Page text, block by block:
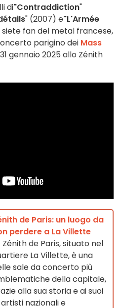
di"Contraddiction"
" (2007) e"L'Armée
siete fan del metal francese,
parigino dei Mass
gennaio 2025 allo Zénith
de Paris: un luogo da
perdere a La Villette
Zénith de Paris, situato nel
La Villette, è una
sale da concerto più
della capitale,
alla sua storia e ai suoi
nazionali e